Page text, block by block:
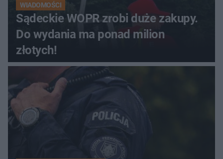
WIADOMOŚCI
Sądeckie WOPR zrobi duże zakupy.
Do wydania ma ponad milion
złotych!